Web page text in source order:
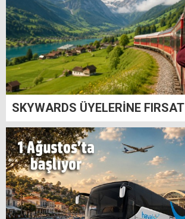
SKYWARDS ÜYELERİNE FIRSAT